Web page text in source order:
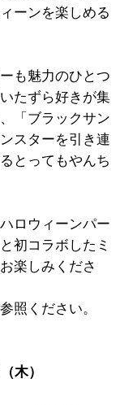
ーンを楽しめる
も魅力のひとつ
たずら好きが集
「ブラックサン
スターを引き連
とってもやんち
ロウィーンパー
初コラボしたミ
楽しみくださ
照ください。
（木）